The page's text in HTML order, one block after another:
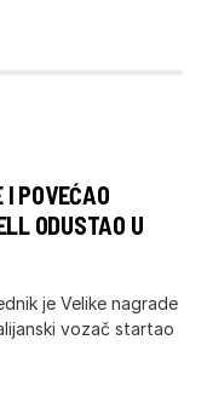
POVEĆAO
ODUSTAO U
je Velike nagrade
vozač startao